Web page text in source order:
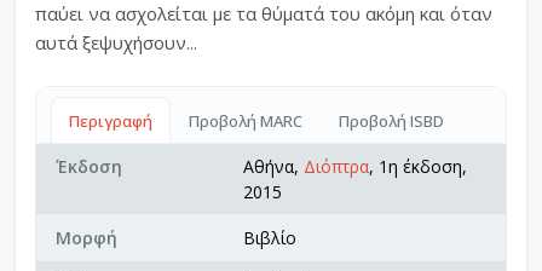
παύει να ασχολείται με τα θύματά του ακόμη και όταν
αυτά ξεψυχήσουν...
Περιγραφή Προβολή MARC Προβολή ISBD
Έκδοση Αθήνα, Διόπτρα, 1η έκδοση,
2015
Μορφή
Βιβλίο